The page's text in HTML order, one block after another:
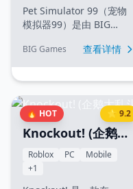
Pet Simulator 99（宠物
模拟器99）是由 BIG
Roblox 宠物收集与模拟游
戏。在游戏中，玩家可以
通过探索世界赚取金币、
蛋，并收集数百种独特的
宠物（包括极其稀有的巨
大宠物和泰坦宠物）。玩
家还可以参与活跃的玩家
交易、挑战各种趣味小游
戏、加入部落，并通过搭
BIG Games 查看详情
🔥 HOT ⭐ 9.2
Knockout! (企鹅大
乱斗)
Roblox PC
Mobile
+1